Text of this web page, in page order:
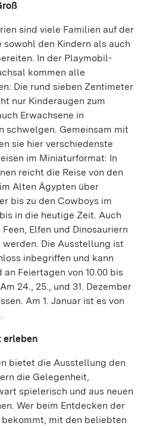
sind viele Familien auf der
den Kindern als auch
In der Playmobil-
kommen alle
Die rund sieben Zentimeter
nur Kinderaugen zum
Erwachsene in
schwelgen. Gemeinsam mit
sie hier verschiedenste
im Miniaturformat: In
reicht die Reise von den
Alten Ägypten über
bis zu den Cowboys im
in die heutige Zeit. Auch
Elfen und Dinosauriern
Die Ausstellung ist
inbegriffen und kann
Feiertagen von 10.00 bis
24., 25., und 31. Dezember
Am 1. Januar ist es von
erleben
bietet die Ausstellung den
die Gelegenheit,
spielerisch und aus neuen
Wer beim Entdecken der
mit den beliebten